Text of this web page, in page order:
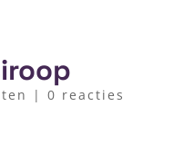
| 0 reacties